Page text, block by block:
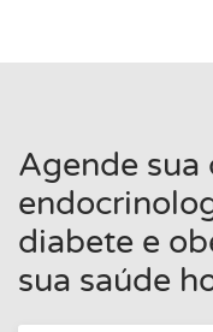
Agende sua
diabete e
sua saúde